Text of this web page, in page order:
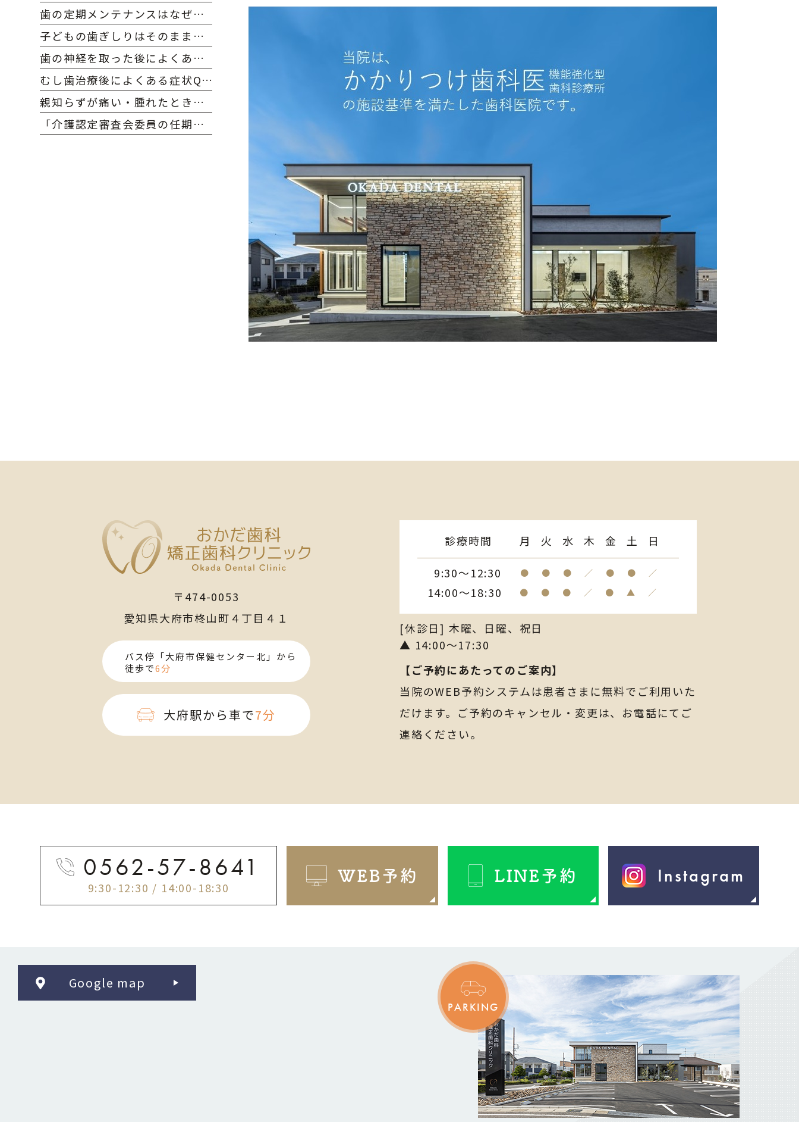
歯の定期メンテナンスはなぜ必要？いつまでも自分の歯で過ごすために｜大府市のおかだ歯科・矯正歯科クリニック
子どもの歯ぎしりはそのままで大丈夫？大人の歯ぎしりとの違いは？｜大府市のおかだ歯科・矯正歯科クリニック
歯の神経を取った後によくある症状と対処法｜大府市のおかだ歯科・矯正歯科クリニック
むし歯治療後によくある症状Q&A｜大府市のおかだ歯科・矯正歯科クリニック
親知らずが痛い・腫れたときの対処法｜大府市のおかだ歯科・矯正歯科クリニック
「介護認定審査会委員の任期満了および更新を致しました」
〒474-0053
愛知県大府市柊山町４丁目４１
バス停「大府市保健センター北」から
徒歩で6分
大府駅から車で7分
診療時間 月 火 水 木 金 土 日
9:30～12:30 ● ● ● ／ ● ● ／
14:00～18:30 ● ● ● ／ ● ▲ ／
[休診日] 木曜、日曜、祝日
▲ 14:00～17:30
【ご予約にあたってのご案内】
当院のWEB予約システムは患者さまに無料でご利用いた
だけます。ご予約のキャンセル・変更は、お電話にて ご
連絡ください。
0562-57-8641
9:30-12:30 / 14:00-18:30
WEB予約 LINE予約 Instagram
PARKING
Google map